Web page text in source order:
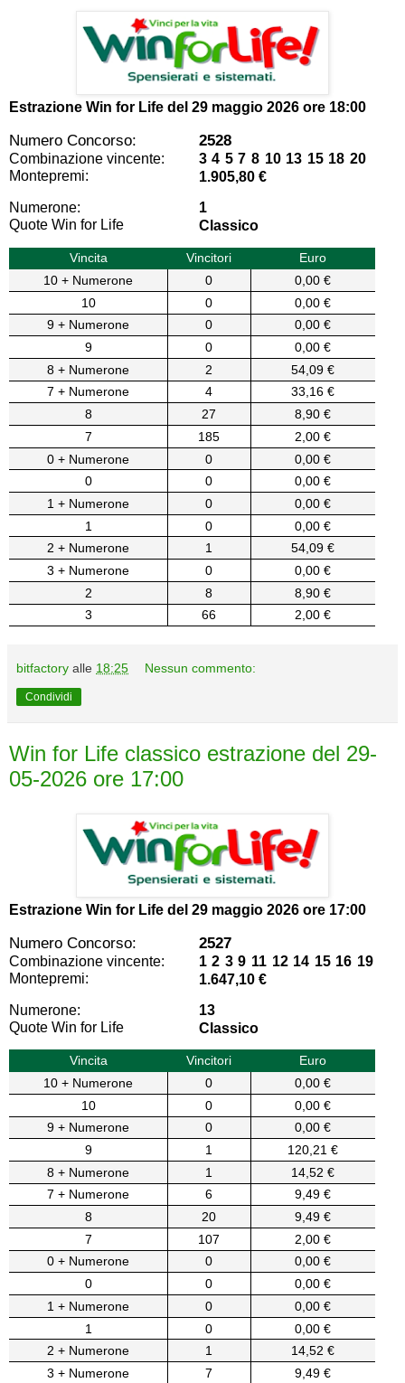
Estrazione Win for Life del 29 maggio 2026 ore 18:00
Numero Concorso: 2528
Combinazione vincente:
3 4 5 7 8 10 13 15 18 20
Montepremi:
1.905,80 €
Numerone:
1
Quote Win for Life
Classico
Vincita Vincitori
Euro
10 + Numerone
0
0,00 €
10
0
0,00 €
9 + Numerone
0
0,00 €
9
0
0,00 €
8 + Numerone
2
54,09 €
7 + Numerone
4
33,16 €
8
27
8,90 €
7
185
2,00 €
0 + Numerone
0
0,00 €
0
0
0,00 €
1 + Numerone
0
0,00 €
1
0
0,00 €
2 + Numerone
1
54,09 €
3 + Numerone
0
0,00 €
2
8
8,90 €
3
66 2,00 €
bitfactory alle 18:25 Nessun commento:
Condividi
Win for Life classico estrazione del 29-
05-2026 ore 17:00
Estrazione Win for Life del 29 maggio 2026 ore 17:00
Numero Concorso: 2527
Combinazione vincente:
1 2 3 9 11 12 14 15 16 19
Montepremi:
1.647,10 €
Numerone:
13
Quote Win for Life
Classico
Vincita Vincitori
Euro
10 + Numerone
0
0,00 €
10
0
0,00 €
9 + Numerone
0
0,00 €
9
1
120,21 €
8 + Numerone
1
14,52 €
7 + Numerone
6
9,49 €
8
20
9,49 €
7
107
2,00 €
0 + Numerone
0
0,00 €
0
0
0,00 €
1 + Numerone
0
0,00 €
1
0
0,00 €
2 + Numerone
1
14,52 €
3 + Numerone
7
9,49 €